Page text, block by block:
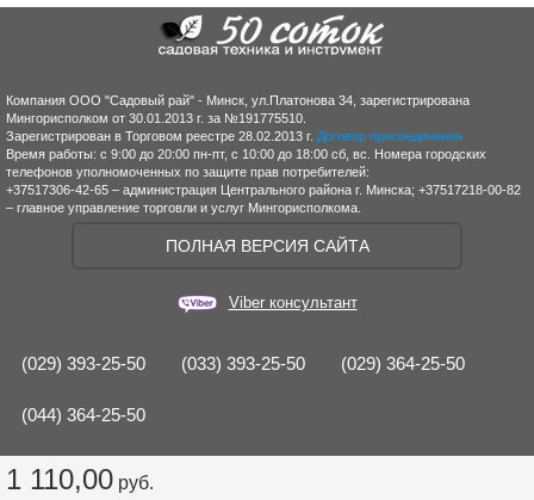
1 110,00 руб.
Компания ООО "Садовый рай" - Минск, ул.Платонова 34, зарегистрирована
Мингорисполком от 30.01.2013 г. за №191775510.
Зарегистрирован в Торговом реестре 28.02.2013 г. Договор присоединения
Время работы: с 9:00 до 20:00 пн-пт, с 10:00 до 18:00 сб, вс. Номера городских
телефонов уполномоченных по защите прав потребителей:
+37517306-42-65 – администрация Центрального района г. Минска; +37517218-00-82
– главное управление торговли и услуг Мингорисполкома.
ПОЛНАЯ ВЕРСИЯ САЙТА
Viber консультант
(029) 393-25-50 (033) 393-25-50 (029) 364-25-50
(044) 364-25-50